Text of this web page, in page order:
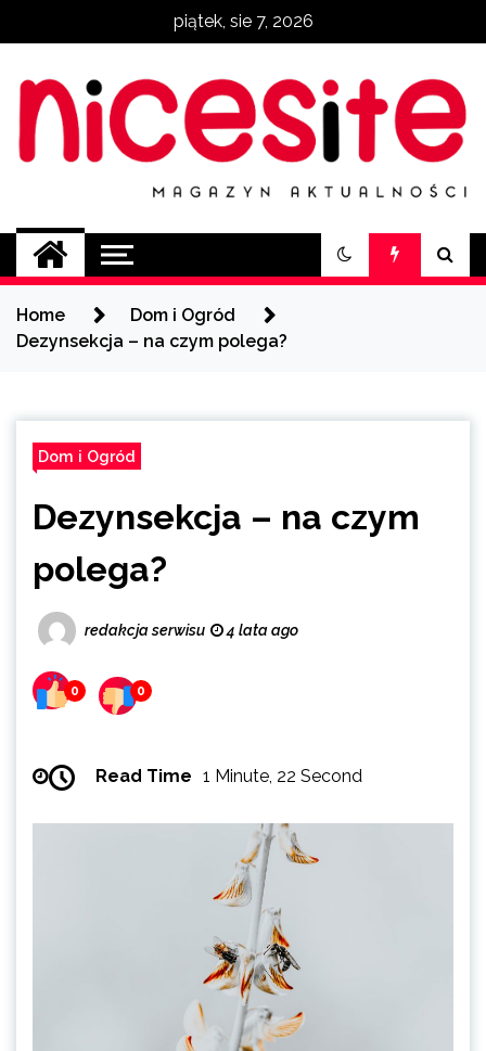
piątek, sie 7, 2026
NiceSite.com.pl
magazyn aktualności
Home
Dom i Ogród
Dezynsekcja – na czym polega?
Dom i Ogród
Dezynsekcja – na czym
polega?
redakcja serwisu 4 lata ago
0 0
Read Time 1 Minute, 22 Second